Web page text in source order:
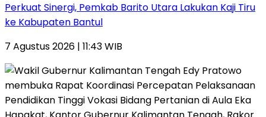
Perkuat Sinergi, Pemkab Barito Utara Lakukan Kaji Tiru
ke Kabupaten Bantul
7 Agustus 2026 | 11:43 WIB